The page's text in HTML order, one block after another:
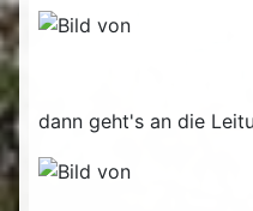
dann geht's an die